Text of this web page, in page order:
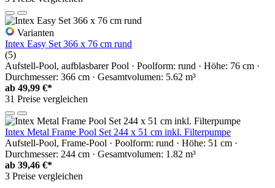
Varianten
Intex Easy Set 366 x 76 cm rund
(5)
Aufstell-Pool, aufblasbarer Pool · Poolform: rund · Höhe: 76 cm ·
Durchmesser: 366 cm · Gesamtvolumen: 5.62 m³
ab 49,99 €*
31 Preise vergleichen
Intex Metal Frame Pool Set 244 x 51 cm inkl. Filterpumpe
Aufstell-Pool, Frame-Pool · Poolform: rund · Höhe: 51 cm ·
Durchmesser: 244 cm · Gesamtvolumen: 1.82 m³
ab 39,46 €*
3 Preise vergleichen